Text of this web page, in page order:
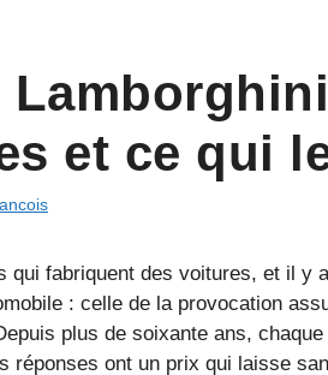
et ce qui
qui fabriquent des voitures, et il y
: celle de la provocation
plus de soixante ans,
réponses ont un prix qui laisse